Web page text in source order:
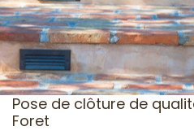
Pose de clôture de
Foret